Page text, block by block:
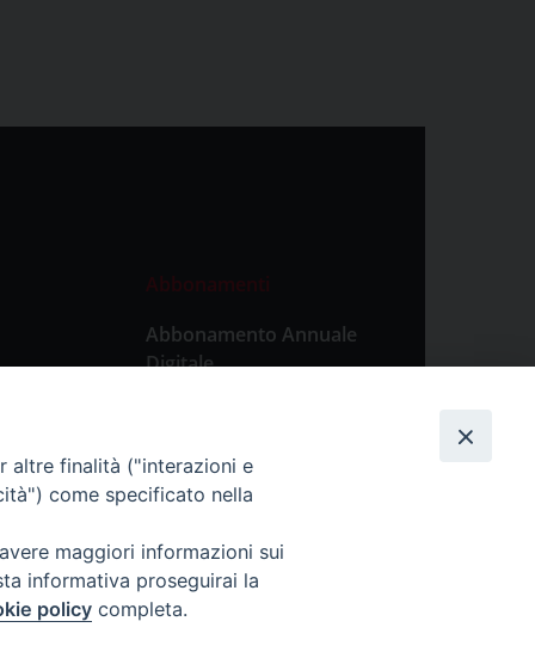
Abbonamenti
Abbonamento Annuale
Digitale
Abbonamento Singola
Copia Digitale
altre finalità ("interazioni e
come specificato nella
maggiori informazioni sui
informativa proseguirai la
policy completa.